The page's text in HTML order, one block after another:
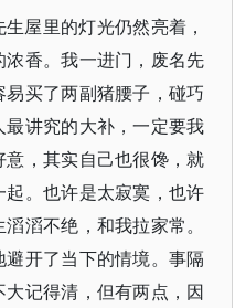
屋里的灯光仍然亮着，
香。我一进门，废名先
买了两副猪腰子，碰巧
讲究的大补，一定要我
，其实自己也很馋，就
。也许是太寂寞，也许
滔不绝，和我拉家常。
开了当下的情境。事隔
记得清，但有两点，因